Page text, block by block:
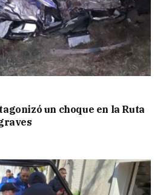
un choque en la Ruta